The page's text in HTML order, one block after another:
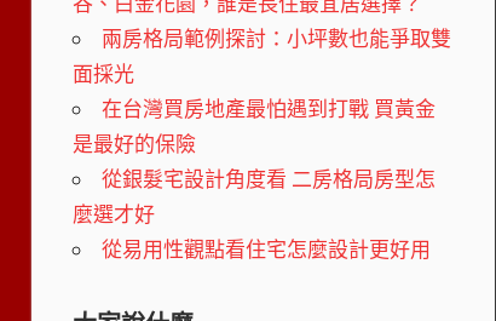
兩房格局範例探討：小坪數也能爭取雙
面採光
在台灣買房地產最怕遇到打戰 買黃金
是最好的保險
從銀髮宅設計角度看 二房格局房型怎
麼選才好
從易用性觀點看住宅怎麼設計更好用